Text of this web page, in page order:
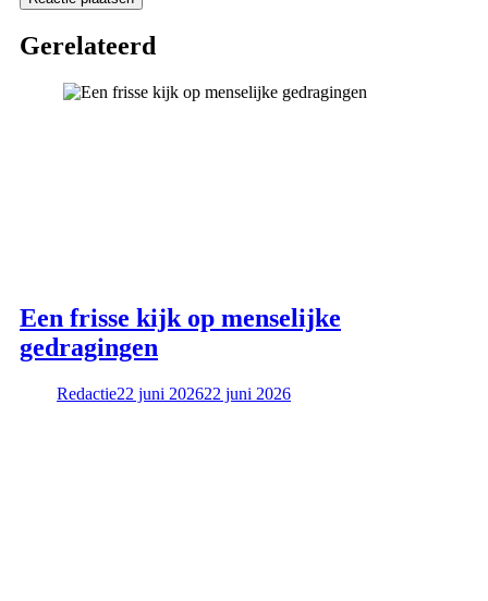
Gerelateerd
Een frisse kijk op menselijke
gedragingen
Redactie22 juni 202622 juni 2026